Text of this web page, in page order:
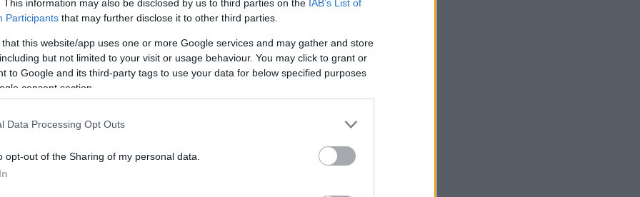
This information may also be disclosed by us to third parties on the IAB’s List of
Participants that may further disclose it to other third parties.
that this website/app uses one or more Google services and may gather and store
but not limited to your visit or usage behaviour. You may click to grant or
to Google and its third-party tags to use your data for below specified purposes
consent section.
Data Processing Opt Outs
opt-out of the Sharing of my personal data.
Løwstrøm Nyenget skal til Ruka kommende helg. Men hvem andre
er ikke like opplagt.
i Ruka i fjor da han kom med i troppen som reserve, har